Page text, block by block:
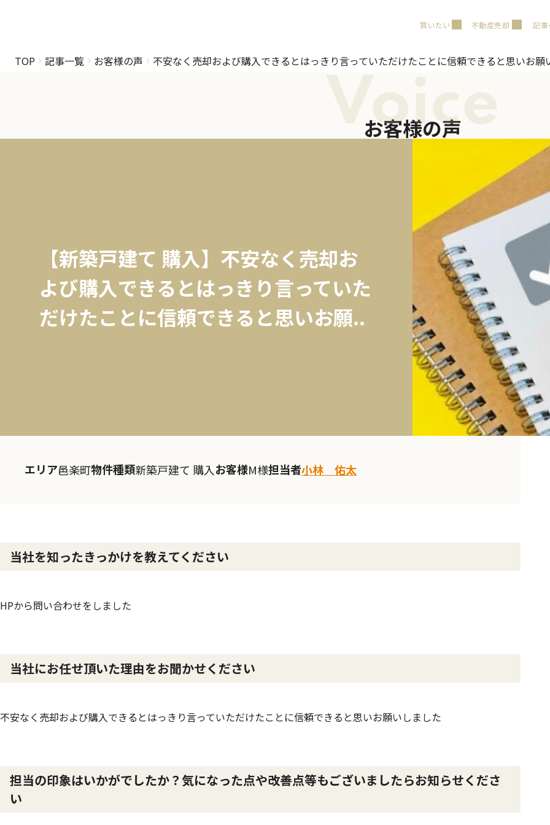
買いたい 不動産売却 記
TOP 記事一覧 お客様の声 不安なく売却および購入できるとはっきり言っていただけたことに信頼できると思いお願
Voice
お客様の声
【新築戸建て 購入】不安なく売却お
よび購入できるとはっきり言っていた
だけたことに信頼できると思いお願..
エリア邑楽町物件種類新築戸建て 購入お客様M様担当者小林 佑太
当社を知ったきっかけを教えてください
HPから問い合わせをしました
当社にお任せ頂いた理由をお聞かせください
不安なく売却および購入できるとはっきり言っていただけたことに信頼できると思いお願いしました
担当の印象はいかがでしたか？気になった点や改善点等もございましたらお知らせくださ
い